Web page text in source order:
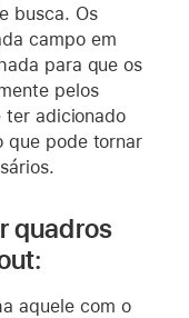
busca. Os
campo em
para que os
pelos
ter adicionado
que pode tornar
quadros
aquele com o